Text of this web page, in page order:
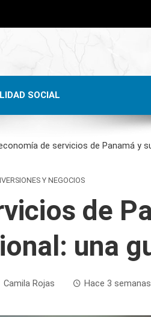
SOCIAL
de servicios de Panamá y
Y NEGOCIOS
de
una
Camila Rojas Hace 3 semanas